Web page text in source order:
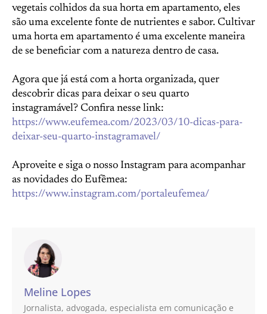
vegetais colhidos da sua horta em apartamento, eles
são uma excelente fonte de nutrientes e sabor. Cultivar
uma horta em apartamento é uma excelente maneira
de se beneficiar com a natureza dentro de casa.
Agora que já está com a horta organizada, quer
descobrir dicas para deixar o seu quarto
instagramável? Confira nesse link:
https://www.eufemea.com/2023/03/10-dicas-para-
deixar-seu-quarto-instagramavel/
Aproveite e siga o nosso Instagram para acompanhar
as novidades do Eufêmea:
https://www.instagram.com/portaleufemea/
Meline Lopes
Jornalista, advogada, especialista em comunicação e